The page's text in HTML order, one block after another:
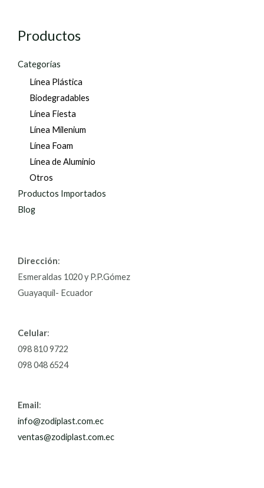
Productos
Categorías
Línea Plástica
Biodegradables
Línea Fiesta
Línea Milenium
Línea Foam
Línea de Aluminio
Otros
Productos Importados
Blog
Dirección:
Esmeraldas 1020 y P.P.Gómez
Guayaquil- Ecuador
Celular:
098 810 9722
098 048 6524
Email:
info@zodiplast.com.ec
ventas@zodiplast.com.ec